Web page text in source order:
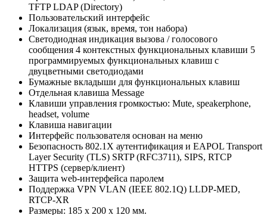
TFTP LDAP (Directory)
Пользовательский интерфейс
Локализация (язык, время, тон набора)
Светодиодная индикация вызова / голосового
сообщения 4 контекстных функциональных клавиши 5
программируемых функциональных клавиш с
двуцветными светодиодами
Бумажные вкладыши для функциональных клавиш
Отдельная клавиша Message
Клавиши управления громкостью: Mute, speakerphone,
headset, volume
Клавиша навигации
Интерфейс пользователя основан на меню
Безопасность 802.1X аутентификация и EAPOL Transport
Layer Security (TLS) SRTP (RFC3711), SIPS, RTCP
HTTPS (сервер/клиент)
Защита web-интерфейса паролем
Поддержка VPN VLAN (IEEE 802.1Q) LLDP-MED,
RTCP-XR
Размеры: 185 x 200 x 120 мм.